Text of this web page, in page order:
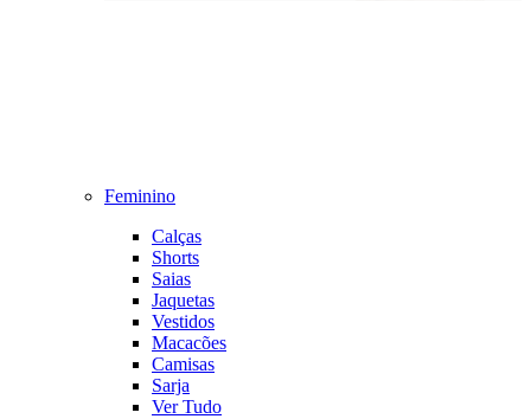
Feminino
Calças
Shorts
Saias
Jaquetas
Vestidos
Macacões
Camisas
Sarja
Ver Tudo